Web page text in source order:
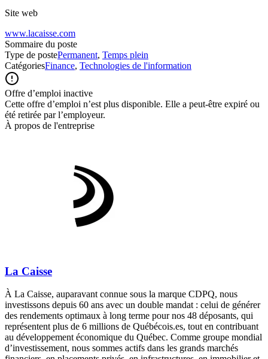
Site web
www.lacaisse.com
Sommaire du poste
Type de postePermanent, Temps plein
CatégoriesFinance, Technologies de l'information
Offre d’emploi inactive
Cette offre d’emploi n’est plus disponible. Elle a peut-être expiré ou
été retirée par l’employeur.
À propos de l'entreprise
La Caisse
À La Caisse, auparavant connue sous la marque CDPQ, nous
investissons depuis 60 ans avec un double mandat : celui de générer
des rendements optimaux à long terme pour nos 48 déposants, qui
représentent plus de 6 millions de Québécois.es, tout en contribuant
au développement économique du Québec. Comme groupe mondial
d’investissement, nous sommes actifs dans les grands marchés